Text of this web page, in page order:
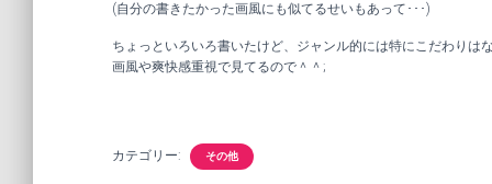
(自分の書きたかった画風にも似てるせいもあって･･･)
ちょっといろいろ書いたけど、ジャンル的には特にこだわりはな
画風や爽快感重視で見てるので＾＾;
カテゴリー: その他